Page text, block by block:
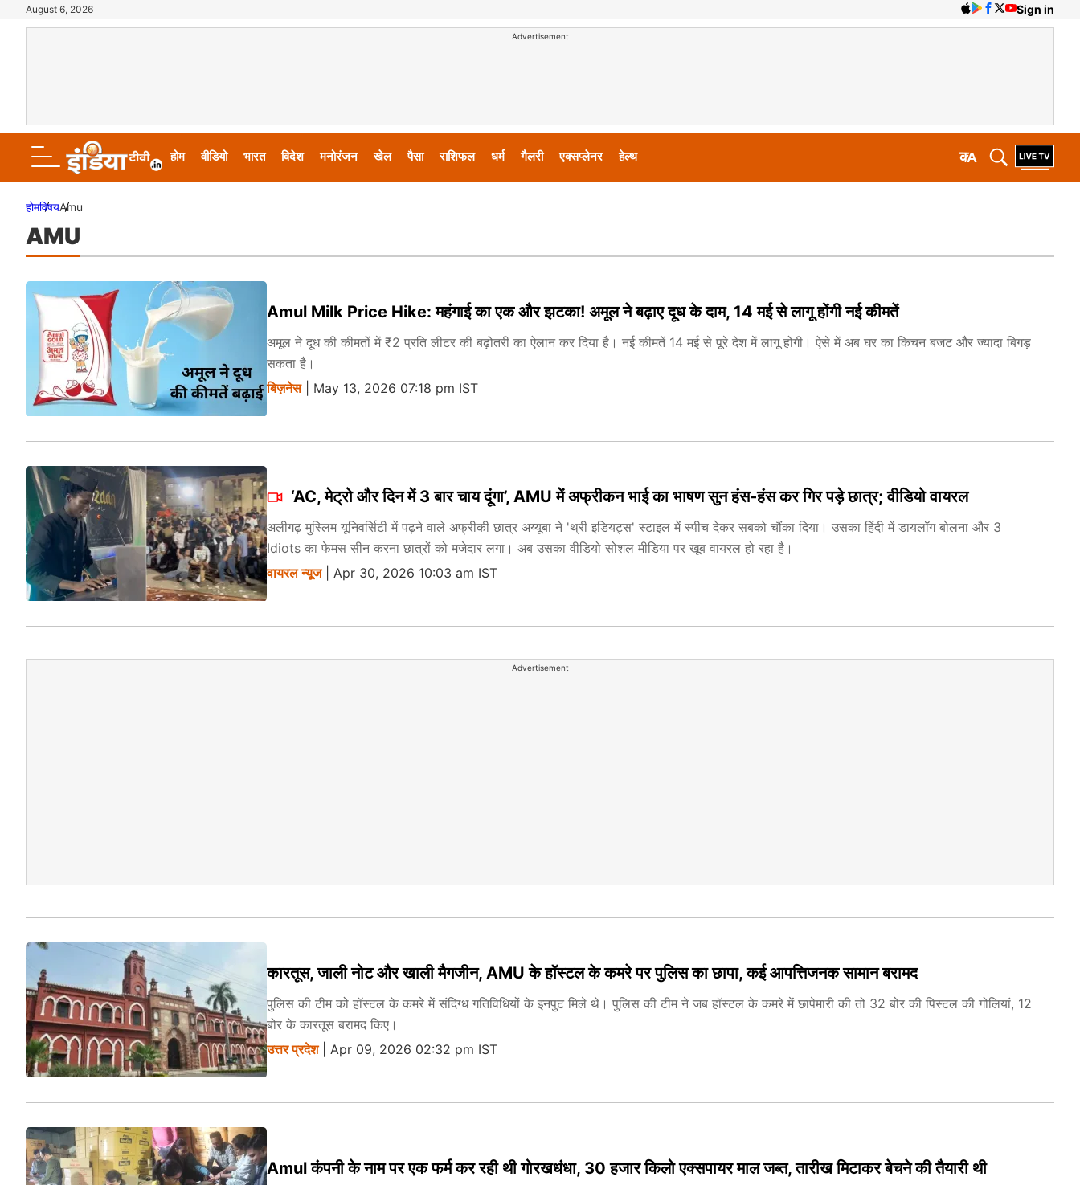
August 6, 2026 Sign in
Advertisement
होम वीडियो भारत विदेश मनोरंजन खेल पैसा राशिफल धर्म गैलरी एक्सप्लेनर हेल्थ A
क
होमविषयAmu
AMU
Amul Milk Price Hike: महंगाई का एक और झटका! अमूल ने बढ़ाए दूध के दाम, 14 मई से लागू होंगी नई कीमतें
अमूल ने दूध की कीमतों में ₹2 प्रति लीटर की बढ़ोतरी का ऐलान कर दिया है। नई कीमतें 14 मई से पूरे देश में लागू होंगी। ऐसे में अब घर का किचन बजट और ज्यादा बिगड़
सकता है।
बिज़नेस| May 13, 2026 07:18 pm IST
‘AC, मेट्रो और दिन में 3 बार चाय दूंगा’, AMU में अफ्रीकन भाई का भाषण सुन हंस-हंस कर गिर पड़े छात्र; वीडियो वायरल
अलीगढ़ मुस्लिम यूनिवर्सिटी में पढ़ने वाले अफ्रीकी छात्र अय्यूबा ने 'थ्री इडियट्स' स्टाइल में स्पीच देकर सबको चौंका दिया। उसका हिंदी में डायलॉग बोलना और 3
Idiots का फेमस सीन करना छात्रों को मजेदार लगा। अब उसका वीडियो सोशल मीडिया पर खूब वायरल हो रहा है।
वायरल न्‍यूज| Apr 30, 2026 10:03 am IST
Advertisement
कारतूस, जाली नोट और खाली मैगजीन, AMU के हॉस्टल के कमरे पर पुलिस का छापा, कई आपत्तिजनक सामान बरामद
पुलिस की टीम को हॉस्टल के कमरे में संदिग्ध गतिविधियों के इनपुट मिले थे। पुलिस की टीम ने जब हॉस्टल के कमरे में छापेमारी की तो 32 बोर की पिस्टल की गोलियां, 12
बोर के कारतूस बरामद किए।
उत्तर प्रदेश| Apr 09, 2026 02:32 pm IST
Amul कंपनी के नाम पर एक फर्म कर रही थी गोरखधंधा, 30 हजार किलो एक्सपायर माल जब्त, तारीख मिटाकर बेचने की तैयारी थी